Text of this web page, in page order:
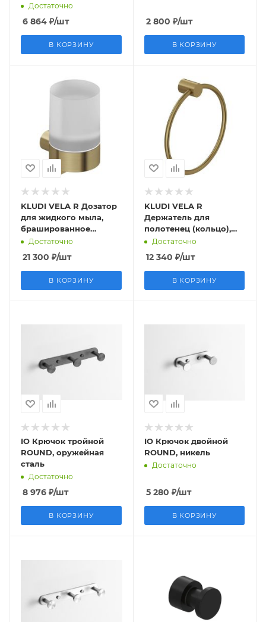
Достаточно
6 864 ₽/шт
В КОРЗИНУ
2 800 ₽/шт
В КОРЗИНУ
KLUDI VELA R Дозатор
для жидкого мыла,
брашированное
золото
Достаточно
21 300 ₽/шт
В КОРЗИНУ
KLUDI VELA R
Держатель для
полотенец (кольцо),
брашированное
Достаточно
12 340 ₽/шт
В КОРЗИНУ
IO Крючок тройной
ROUND, оружейная
сталь
Достаточно
8 976 ₽/шт
В КОРЗИНУ
IO Крючок двойной
ROUND, никель
Достаточно
5 280 ₽/шт
В КОРЗИНУ